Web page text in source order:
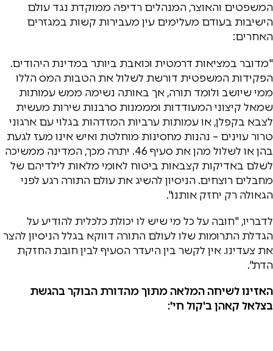
המשפטים והאוצר, המנהלים רדיפה ממוקדת נגד עולם
הישיבות בעודם מעלימים עין מעבירות קשות במגזרים
האחרים:
"מדובר במציאות דרמטית וכואבת ביותר במדינת היהודים.
הפקידות המשפטית דורשת לשלול את הטבות המס הללו
ממי שיושב ולומד תורה, אך באותה נשימה ממש עמותות
שמאל קיצוני המעודדות ומממנות סרבנות שירות מעשית
לצבא בקפלן, או עמותות ערביות המזדהות בגלוי עם ארגוני
טרור עוינים – נהנות מחסינות מוחלטת ואיש אינו מעז לגעת
בהן או לשלול מהן את סעיף 46. יתרה מכך, המדינה ממשיכה
לשלם באדיקות קצבאות ביטוח לאומי מלאות לילדיהם של
מחבלים רוצחים. הניסיון להשיג את עולם התורה רגע לפני
הגאולה רק יחזק אותנו".
לדבריו, "חובה על כל מי שיש לו יכולת כלכלית להודיע על
הגדלת התרומות שלו לעולם התורה דווקא בגלל הניסיון להצר
את צעדינו. אין לקשר בין היעדר הסעיף לבין חובת החזקת
הדת".
האזינו לשיחה המלאה מתוך מהדורת הבוקר בהגשת
בצלאל קאהן ב'קול חי':